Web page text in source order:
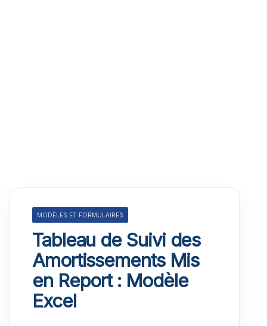
MODÈLES ET FORMULAIRES
Tableau de Suivi des
Amortissements Mis
en Report : Modèle
Excel